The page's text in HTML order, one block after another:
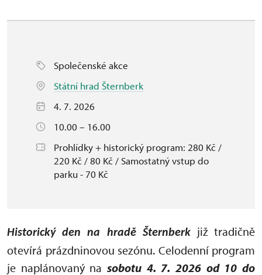
Společenské akce
Státní hrad Šternberk
4. 7. 2026
10.00 – 16.00
Prohlídky + historický program: 280 Kč /
220 Kč / 80 Kč / Samostatný vstup do
parku - 70 Kč
Historický den na hradě Šternberk již tradičně
otevírá prázdninovou sezónu. Celodenní program
je naplánovaný na sobotu 4. 7. 2026 od 10 do